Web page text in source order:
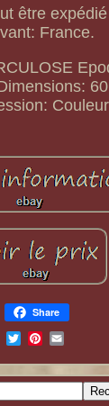
être
France.
Couleur
Share